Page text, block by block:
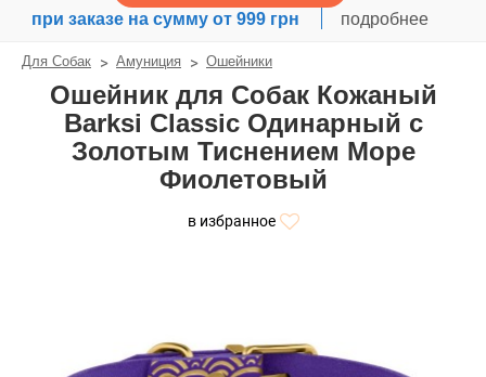
при заказе на сумму от 999 грн подробнее
Для Собак Амуниция Ошейники
Ошейник для Собак Кожаный
Barksi Classic Одинарный с
Золотым Тиснением Море
Фиолетовый
в избранное